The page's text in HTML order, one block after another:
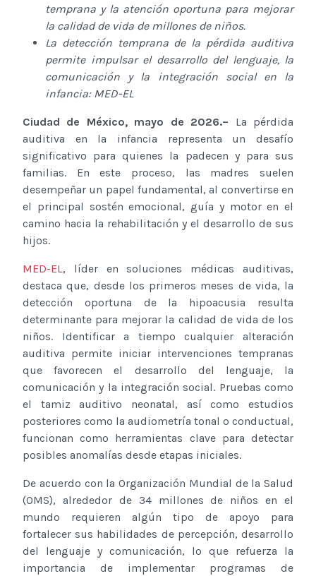
temprana y la atención oportuna para mejorar
la calidad de vida de millones de niños.
La detección temprana de la pérdida auditiva
permite impulsar el desarrollo del lenguaje, la
comunicación y la integración social en la
infancia: MED-EL
Ciudad de México, mayo de 2026.–
La pérdida
auditiva en la infancia representa un desafío
significativo para quienes la padecen y para sus
familias. En este proceso, las madres suelen
desempeñar un papel fundamental, al convertirse en
el principal sostén emocional, guía y motor en el
camino hacia la rehabilitación y el desarrollo de sus
hijos.
MED-EL, líder en soluciones médicas auditivas,
destaca que, desde los primeros meses de vida, la
detección oportuna de la hipoacusia resulta
determinante para mejorar la calidad de vida de los
niños. Identificar a tiempo cualquier alteración
auditiva permite iniciar intervenciones tempranas
que favorecen el desarrollo del lenguaje, la
comunicación y la integración social. Pruebas como
el tamiz auditivo neonatal, así como estudios
posteriores como la audiometría tonal o conductual,
funcionan como herramientas clave para detectar
posibles anomalías desde etapas iniciales.
De acuerdo con la Organización Mundial de la Salud
(OMS), alrededor de 34 millones de niños en el
mundo requieren algún tipo de apoyo para
fortalecer sus habilidades de percepción, desarrollo
del lenguaje y comunicación, lo que refuerza la
importancia de implementar programas de